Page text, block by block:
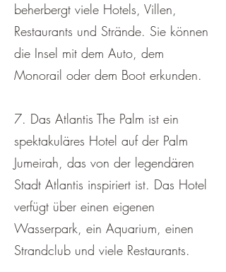
beherbergt viele Hotels, Villen,
Restaurants und Strände. Sie können
die Insel mit dem Auto, dem
Monorail oder dem Boot erkunden.
7. Das Atlantis The Palm ist ein
spektakuläres Hotel auf der Palm
Jumeirah, das von der legendären
Stadt Atlantis inspiriert ist. Das Hotel
verfügt über einen eigenen
Wasserpark, ein Aquarium, einen
Strandclub und viele Restaurants.